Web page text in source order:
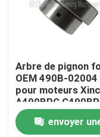
Produits
Vidéos
Arbre de pignon
OEM 490B-02004
pour moteurs
A490BPG
B490BPG A495BPG
A498BPGenvoyer